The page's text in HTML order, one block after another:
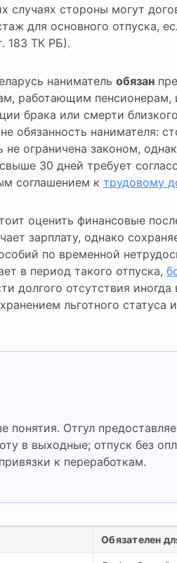
случаях стороны могут
для основного отпуска,
183 ТК РБ).
наниматель обязан
работающим пенсионерам,
брака или смерти
обязанность нанимателя:
ограничена законом,
30 дней требует
соглашением к трудовому
оценить финансовые
зарплату, однако
по временной
в период такого отпуска,
долгого отсутствия иногда
льготного статуса
Отгул
в выходные; отпуск без
к переработкам.
Обязателен